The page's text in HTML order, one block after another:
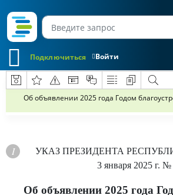
Войти
Подключиться
Об объявлении 2025 года Годом
УКАЗ ПРЕЗИДЕНТА
3 января 2025 г. №
Об объявлении 2025 года